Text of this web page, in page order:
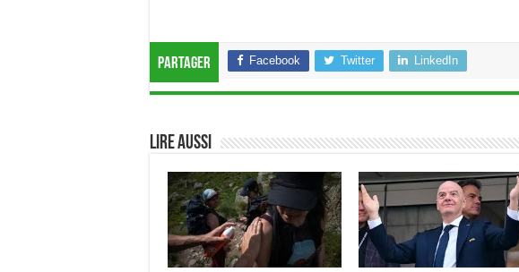
Partager Facebook Twitter LinkedIn
Lire aussi